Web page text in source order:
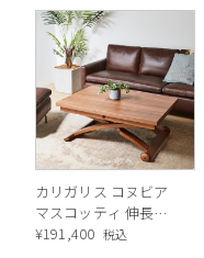
カリガリス コヌビア
マスコッティ 伸長・
昇降式テーブル ／
¥191,400 税込